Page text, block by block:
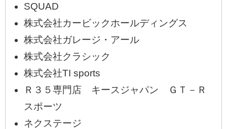
SQUAD
株式会社カービックホールディングス
株式会社ガレージ・アール
株式会社クラシック
株式会社TI sports
Ｒ３５専門店 キースジャパン ＧＴ－Ｒ
スポーツ
ネクステージ